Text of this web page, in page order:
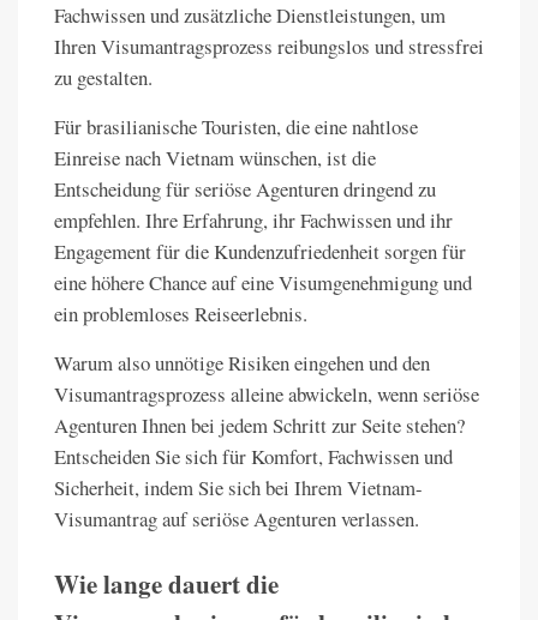
Fachwissen und zusätzliche Dienstleistungen, um
Ihren Visumantragsprozess reibungslos und stressfrei
zu gestalten.
Für brasilianische Touristen, die eine nahtlose
Einreise nach Vietnam wünschen, ist die
Entscheidung für seriöse Agenturen dringend zu
empfehlen. Ihre Erfahrung, ihr Fachwissen und ihr
Engagement für die Kundenzufriedenheit sorgen für
eine höhere Chance auf eine Visumgenehmigung und
ein problemloses Reiseerlebnis.
Warum also unnötige Risiken eingehen und den
Visumantragsprozess alleine abwickeln, wenn seriöse
Agenturen Ihnen bei jedem Schritt zur Seite stehen?
Entscheiden Sie sich für Komfort, Fachwissen und
Sicherheit, indem Sie sich bei Ihrem Vietnam-
Visumantrag auf seriöse Agenturen verlassen.
Wie lange dauert die